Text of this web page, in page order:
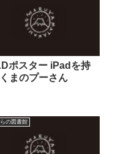
ポスター iPadを持
まのプーさん
の図書館